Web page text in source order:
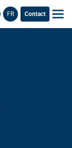
FR Contact